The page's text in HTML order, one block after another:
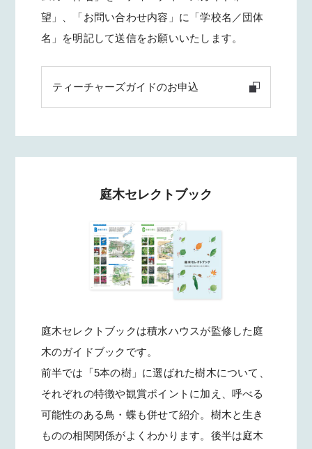
望」、「お問い合わせ内容」に「学校名／団体
名」を明記して送信をお願いいたします。
ティーチャーズガイドのお申込
庭木セレクトブック
庭木セレクトブックは積水ハウスが監修した庭
木のガイドブックです。
前半では「5本の樹」に選ばれた樹木について、
それぞれの特徴や観賞ポイントに加え、呼べる
可能性のある鳥・蝶も併せて紹介。樹木と生き
ものの相関関係がよくわかります。後半は庭木